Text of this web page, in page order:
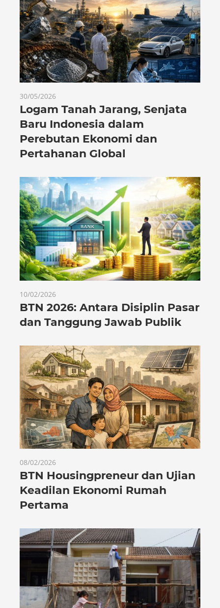
30/05/2026
Logam Tanah Jarang, Senjata
Baru Indonesia dalam
Perebutan Ekonomi dan
Pertahanan Global
10/02/2026
BTN 2026: Antara Disiplin Pasar
dan Tanggung Jawab Publik
08/02/2026
BTN Housingpreneur dan Ujian
Keadilan Ekonomi Rumah
Pertama